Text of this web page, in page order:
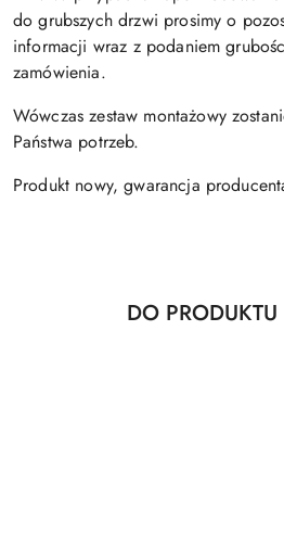
do grubszych drzwi prosimy o
informacji wraz z podaniem
zamówienia.
Wówczas zestaw montażowy
Państwa potrzeb.
Produkt nowy, gwarancja
Pomiń karuzelę produktów
Produkty
DO PRODUKTU